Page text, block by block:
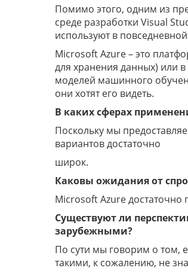
Помимо этого, одним из
среде разработки Visual
используют в
Microsoft Azure – это
для хранения данных) или
моделей машинного
они хотят его видеть.
В каких сферах
Поскольку мы
вариантов достаточно
широк.
Каковы ожидания от
Microsoft Azure достаточно
Существуют ли
зарубежными?
По сути мы говорим о том,
такими, к сожалению, не